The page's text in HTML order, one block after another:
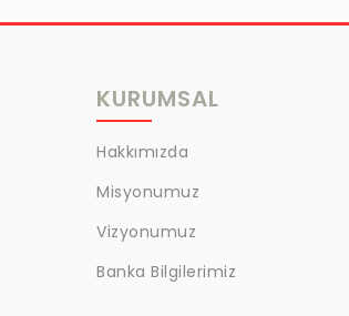
MRC
BİLKAT
BHD
EGM
MYCRAFT
WRT
KURUMSAL
Hakkımızda
Misyonumuz
Vizyonumuz
Banka Bilgilerimiz